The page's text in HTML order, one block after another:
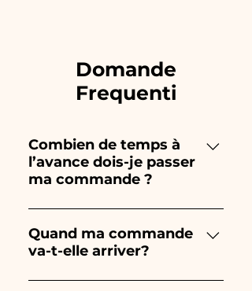
Domande
Frequenti
Combien de temps à
l’avance dois-je passer
ma commande ?
Ceramiche Ania crée et peint
entièrement à la main, donc
leur création prend beaucoup
Quand ma commande
va-t-elle arriver?
La réception de la commande